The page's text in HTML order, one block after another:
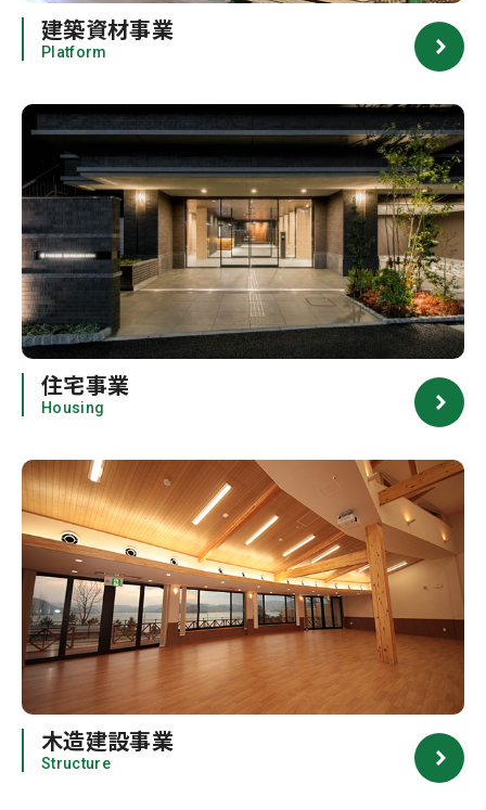
建築資材事業
Platform
住宅事業
Housing
木造建設事業
Structure